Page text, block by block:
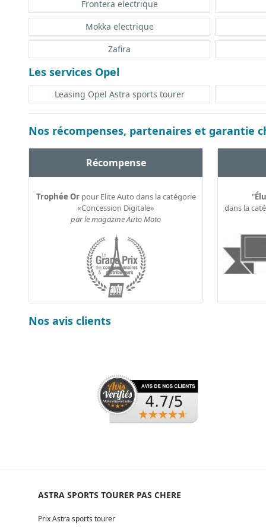
Frontera electrique
Mokka electrique
Zafira
Les services Opel
Leasing Opel Astra sports tourer
Nos récompenses, partenaires et garantie
Récompense
Trophée Orpour Elite Auto dans la catégorie
«Concession Digitale»
par le magazine Auto Moto
"
dans la
Nos avis clients
ASTRA SPORTS TOURER PAS CHERE
Prix Astra sports tourer